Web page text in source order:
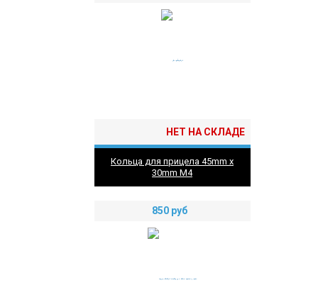
НЕТ НА СКЛАДЕ
Кольца для прицела 45mm х
30mm M4
850 руб